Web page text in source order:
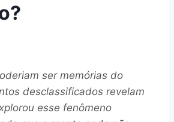
ser memórias do
desclassificados revelam
esse fenômeno